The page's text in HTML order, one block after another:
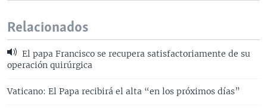
Relacionados
El papa Francisco se recupera satisfactoriamente de su
operación quirúrgica
Vaticano: El Papa recibirá el alta “en los próximos días”